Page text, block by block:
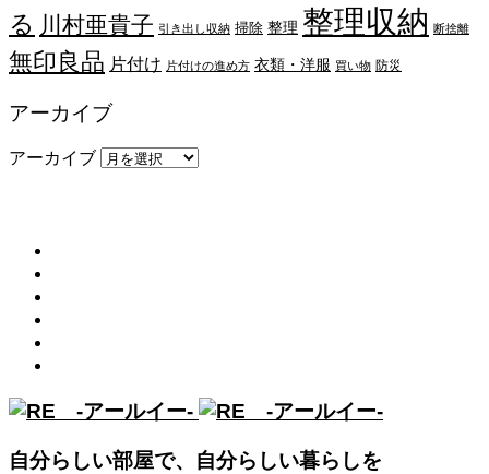
る 川村亜貴子 引き出し収納 掃除 整理 整理収納 断捨離
無印良品 片付け 片付けの進め方 衣類・洋服 買い物 防災
アーカイブ
アーカイブ
自分らしい部屋で、自分らしい暮らしを